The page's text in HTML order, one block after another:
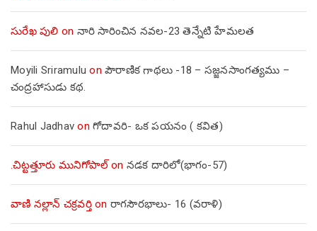
సురేఖ పులి on నారి సారించిన నవల-23 తెన్నేటి హేమలత
Moyili Sriramulu on పౌరాణిక గాథలు -18 – సజ్జనసాంగత్యము –
చంద్రహాసుడు కథ.
Rahul Jadhav on గోదావరి- ఒక పయనం ( కవిత)
.చిట్టత్తూరు మునిగోపాల్on నడక దారిలో(భాగం-57)
వాణి నల్లాన్ చక్రవర్తిon రాగసౌరభాలు- 16 (వరాళి)